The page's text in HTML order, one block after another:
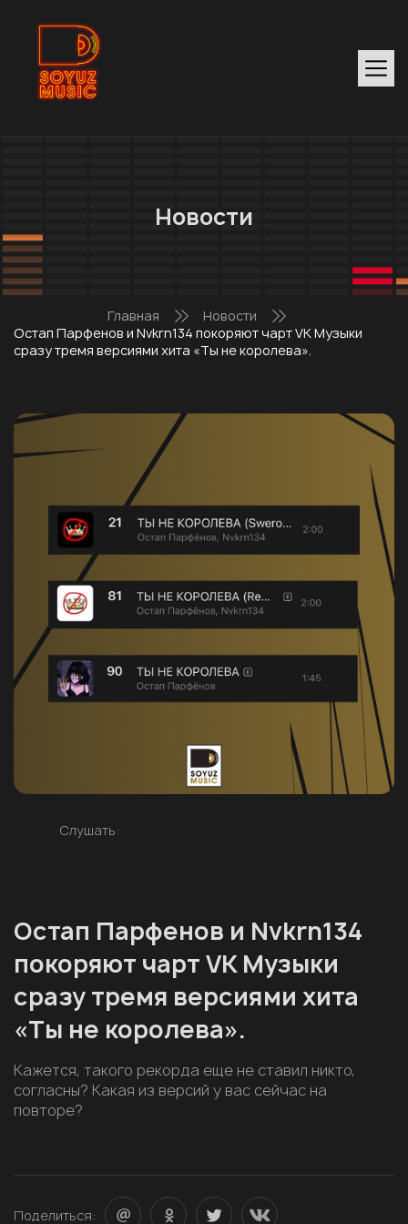
Новости
Главная
Новости
Остап Парфенов и Nvkrn134 покоряют чарт VK Музыки
сразу тремя версиями хита «Ты не королева».
Слушать:
Остап Парфенов и Nvkrn134
покоряют чарт VK Музыки
сразу тремя версиями хита
«Ты не королева».
Кажется, такого рекорда еще не ставил никто,
согласны? Какая из версий у вас сейчас на
повторе?
Поделиться: